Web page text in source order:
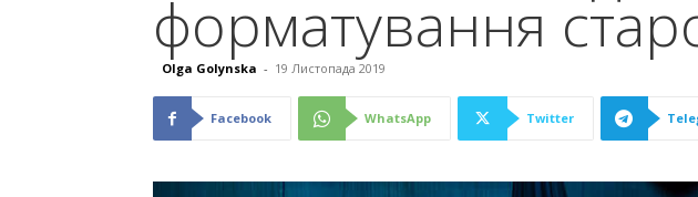
форматування
Olga Golynska - 19 Листопада 2019
Facebook WhatsApp Twitter